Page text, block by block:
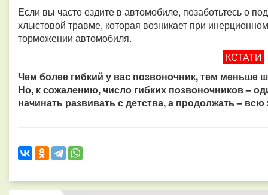
Если вы часто ездите в автомобиле, позаботьтесь о
хлыстовой травме, которая возникает при
торможении автомобиля.
КСТАТИ
Чем более гибкий у вас позвоночник, тем меньше
Но, к сожалению, число гибких позвоночников –
начинать развивать с детства, а продолжать – всю